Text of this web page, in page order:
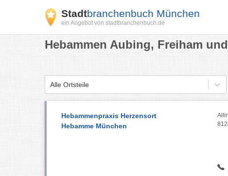
Stadtbranchenbuch München
ein Angebot von stadtbranchenbuch.de
Hebammen Aubing, Freiham
Alle Ortsteile
Hebammenpraxis Herzensort
Hebamme München